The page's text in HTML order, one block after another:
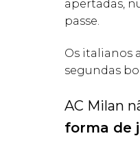
apertadas,
passe.
Os italianos
segundas
AC Milan
forma de